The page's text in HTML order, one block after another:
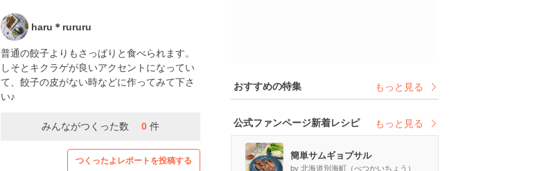
haru＊rururu
普通の餃子よりもさっぱりと食べられます。
しそとキクラゲが良いアクセントになってい
て、餃子の皮がない時などに作ってみて下さ
い♪
みんながつくった数 0 件
つくったよレポートを投稿する
おすすめの特集 もっと見る
公式ファンページ新着レシピ もっと見る
簡単サムギョプサル
by 北海道別海町（べつかいちょう）